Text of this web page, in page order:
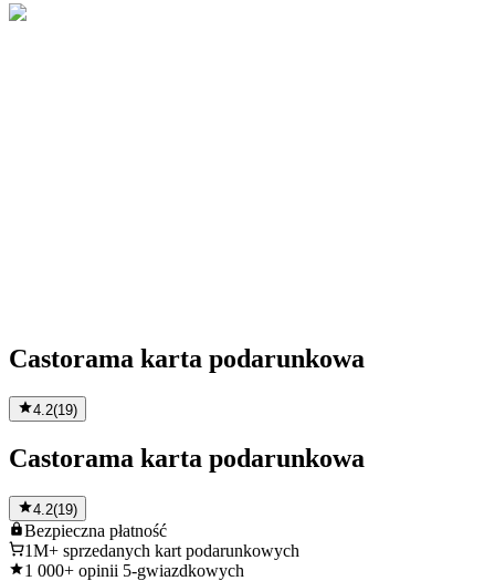
Castorama karta podarunkowa
4.2(19)
Castorama karta podarunkowa
4.2(19)
Bezpieczna płatność
1M+ sprzedanych kart podarunkowych
1 000+ opinii 5-gwiazdkowych